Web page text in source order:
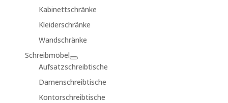
Kabinettschränke
Kleiderschränke
Wandschränke
Schreibmöbel
Aufsatzschreibtische
Damenschreibtische
Kontorschreibtische